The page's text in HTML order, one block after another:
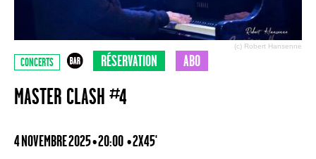
(c) Robert Hansenne
CONCERTS RÉSERVATION ABO
MASTER CLASH #4
4 NOVEMBRE 2025 • 20:00 • 2X45'